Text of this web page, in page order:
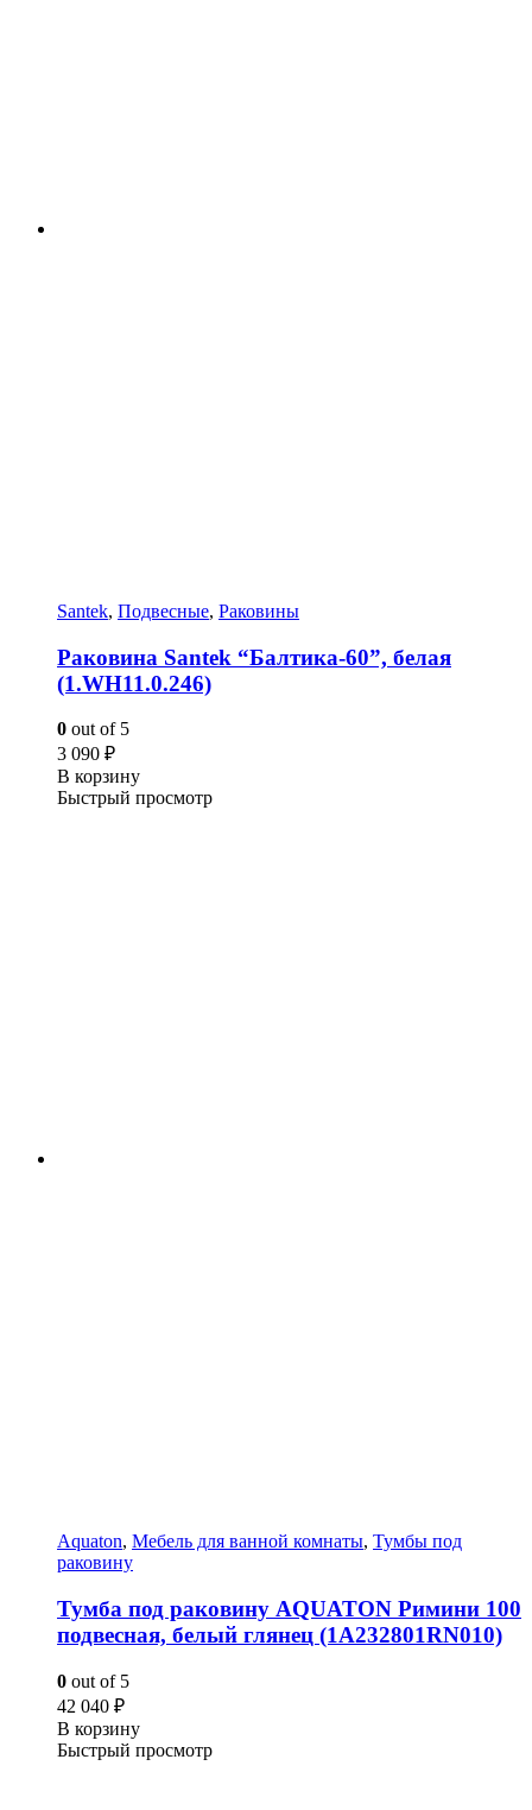
Santek, Подвесные, Раковины
Раковина Santek “Балтика-60”, белая
(1.WH11.0.246)
0 out of 5
3 090 ₽
В корзину
Быстрый просмотр
Aquaton, Мебель для ванной комнаты, Тумбы под
раковину
Тумба под раковину AQUATON Римини 100
подвесная, белый глянец (1A232801RN010)
0 out of 5
42 040 ₽
В корзину
Быстрый просмотр